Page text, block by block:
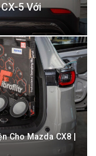
5 Với
Cho Mazda CX8 |